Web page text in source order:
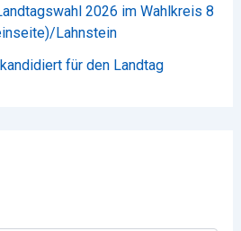
2026 im Wahlkreis 8
Lahnstein
für den Landtag